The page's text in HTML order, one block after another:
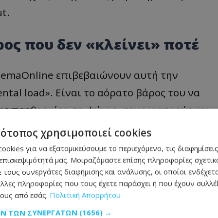
που δεν «κλείνει» ποτέ
επιβεβαιώνουν αυτή την
load». Είναι το αόρατο βάρος του να
προθεσμίες, τα ψώνια, τους γιατρούς και
Μια εργαζόμενη μητέρα εξομολογείται
καθώς αν δεν το κάνει, οι
Αυτή η διαρκής εγρήγορση σημαίνει
εξαντλώντας την ψυχή πολύ πιο βαθιά
χρησιμοποιεί cookies
για να εξατομικεύσουμε το περιεχόμενο, τις
μας. Μοιραζόμαστε επίσης πληροφορίες
συνεργάτες διαφήμισης και ανάλυσης, οι οποίοι
πληροφορίες που τους έχετε παράσχει ή που έχουν
από εσάς. Πολιτική Απορρήτου
ΤΩΝ ΣΥΝΕΡΓΑΤΏΝ (1656) →